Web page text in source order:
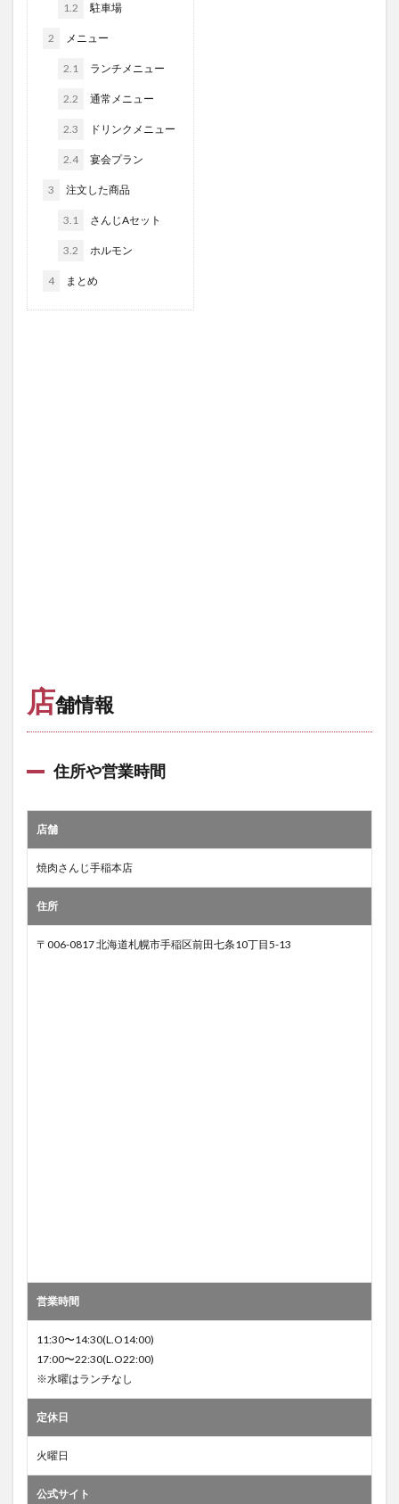
1.2 駐車場
2 メニュー
2.1 ランチメニュー
2.2 通常メニュー
2.3 ドリンクメニュー
2.4 宴会プラン
3 注文した商品
3.1 さんじAセット
3.2 ホルモン
4 まとめ
店舗情報
住所や営業時間
店舗
焼肉さんじ手稲本店
住所
〒006-0817 北海道札幌市手稲区前田七条10丁目5-13
営業時間
11:30〜14:30(L.O14:00)
17:00〜22:30(L.O22:00)
※水曜はランチなし
定休日
火曜日
公式サイト